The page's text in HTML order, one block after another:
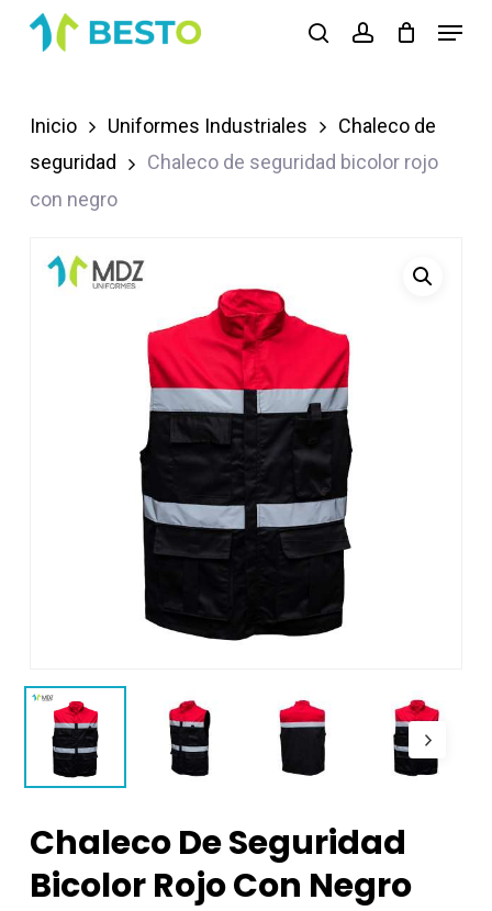
Skip
content
searchaccount
Menu
Inicio Uniformes Industriales
Chaleco de
seguridad
Chaleco de seguridad bicolor rojo
con negro
Chaleco De Seguridad
Bicolor Rojo Con Negro